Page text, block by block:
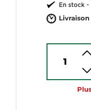
En stock -